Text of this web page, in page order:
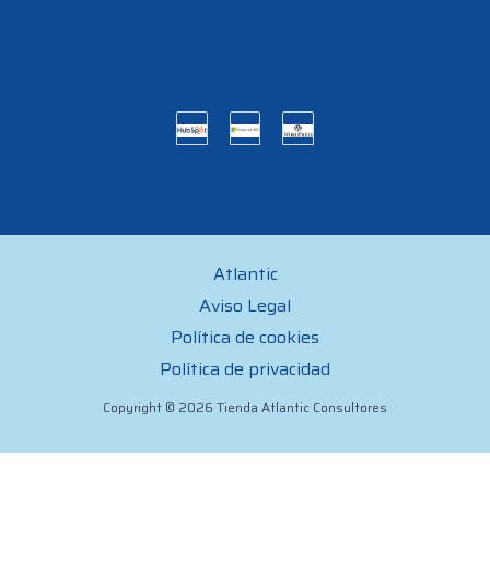
Atlantic
Aviso Legal
Política de cookies
Política de privacidad
Copyright © 2026 Tienda Atlantic Consultores